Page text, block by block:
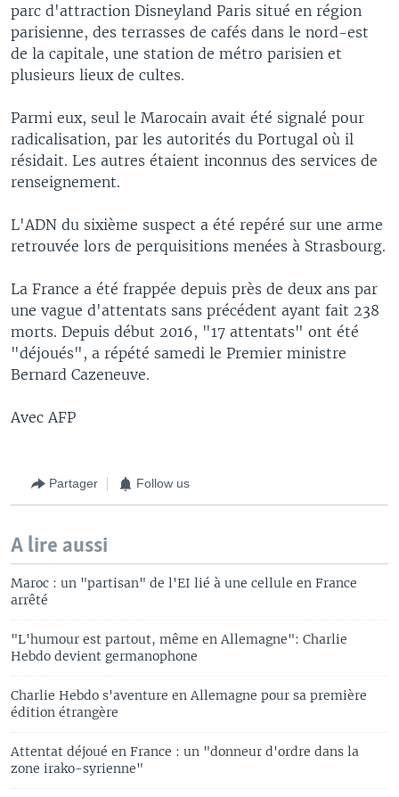
parc d'attraction Disneyland Paris situé en région
parisienne, des terrasses de cafés dans le nord-est
de la capitale, une station de métro parisien et
plusieurs lieux de cultes.
Parmi eux, seul le Marocain avait été signalé pour
radicalisation, par les autorités du Portugal où il
résidait. Les autres étaient inconnus des services de
renseignement.
L'ADN du sixième suspect a été repéré sur une arme
retrouvée lors de perquisitions menées à Strasbourg.
La France a été frappée depuis près de deux ans par
une vague d'attentats sans précédent ayant fait 238
morts. Depuis début 2016, "17 attentats" ont été
"déjoués", a répété samedi le Premier ministre
Bernard Cazeneuve.
Avec AFP
Partager Follow us
A lire aussi
Maroc : un "partisan" de l'EI lié à une cellule en France
arrêté
"L'humour est partout, même en Allemagne": Charlie
Hebdo devient germanophone
Charlie Hebdo s'aventure en Allemagne pour sa première
édition étrangère
Attentat déjoué en France : un "donneur d'ordre dans la
zone irako-syrienne"